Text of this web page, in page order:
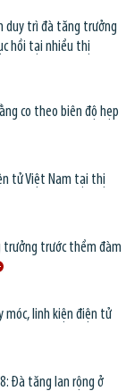
duy trì đà tăng trưởng
hồi tại nhiều thị
co theo biên độ hẹp
tử Việt Nam tại thị
trưởng trước thềm đàm
móc, linh kiện điện tử
Đà tăng lan rộng ở